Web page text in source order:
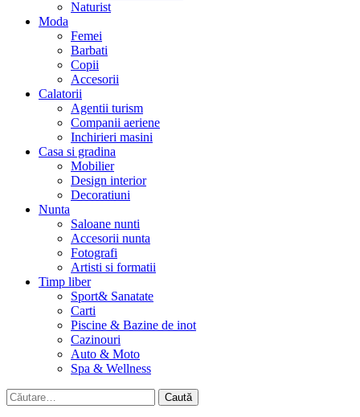
Naturist
Moda
Femei
Barbati
Copii
Accesorii
Calatorii
Agentii turism
Companii aeriene
Inchirieri masini
Casa si gradina
Mobilier
Design interior
Decoratiuni
Nunta
Saloane nunti
Accesorii nunta
Fotografi
Artisti si formatii
Timp liber
Sport& Sanatate
Carti
Piscine & Bazine de inot
Cazinouri
Auto & Moto
Spa & Wellness
Caută
după: